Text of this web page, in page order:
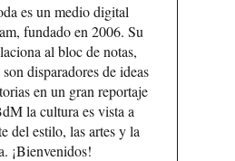
es un medio digital
fundado en 2006. Su
al bloc de notas,
disparadores de ideas
en un gran reportaje
la cultura es vista a
del estilo, las artes y la
¡Bienvenidos!